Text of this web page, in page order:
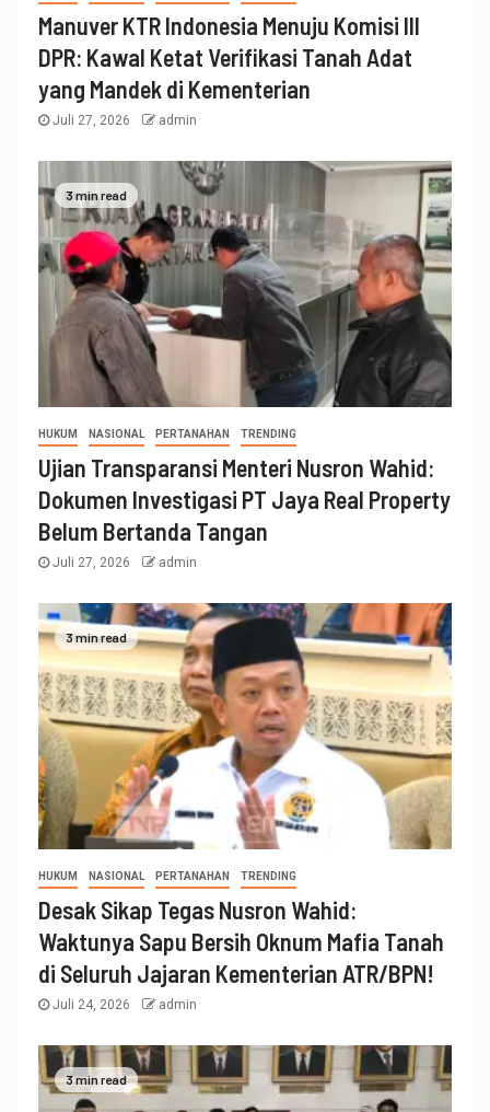
Manuver KTR Indonesia Menuju Komisi III
DPR: Kawal Ketat Verifikasi Tanah Adat
yang Mandek di Kementerian
Juli 27, 2026 admin
3 min read
HUKUM NASIONAL PERTANAHAN TRENDING
Ujian Transparansi Menteri Nusron Wahid:
Dokumen Investigasi PT Jaya Real Property
Belum Bertanda Tangan
Juli 27, 2026 admin
3 min read
HUKUM NASIONAL PERTANAHAN TRENDING
Desak Sikap Tegas Nusron Wahid:
Waktunya Sapu Bersih Oknum Mafia Tanah
di Seluruh Jajaran Kementerian ATR/BPN!
Juli 24, 2026 admin
3 min read